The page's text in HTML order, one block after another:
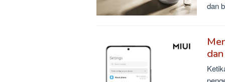
dan